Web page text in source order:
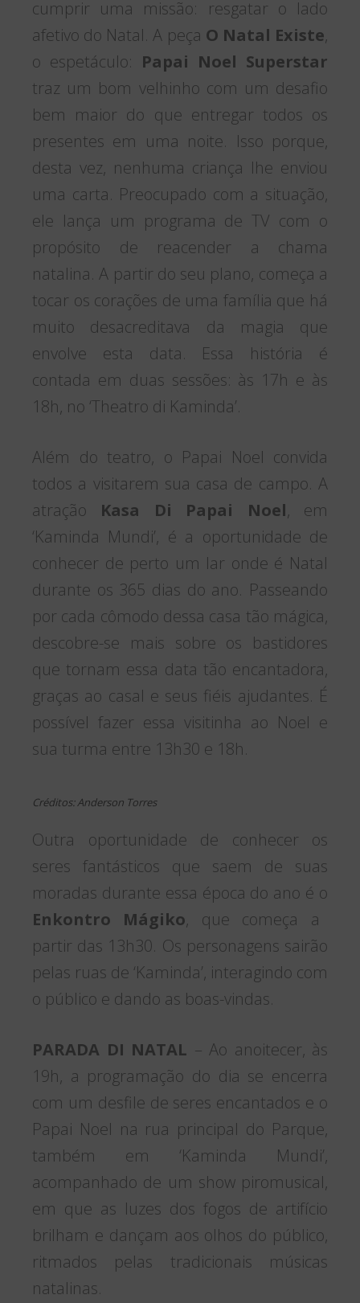
cumprir uma missão: resgatar o lado
afetivo do Natal. A peça O Natal Existe,
o espetáculo: Papai Noel Superstar
traz um bom velhinho com um desafio
bem maior do que entregar todos os
presentes em uma noite. Isso porque,
desta vez, nenhuma criança lhe enviou
uma carta. Preocupado com a situação,
ele lança um programa de TV com o
propósito de reacender a chama
natalina. A partir do seu plano, começa a
tocar os corações de uma família que há
muito desacreditava da magia que
envolve esta data. Essa história é
contada em duas sessões: às 17h e às
18h, no ‘Theatro di Kaminda’.
Além do teatro, o Papai Noel convida
todos a visitarem sua casa de campo. A
atração Kasa Di Papai Noel, em
‘Kaminda Mundi’, é a oportunidade de
conhecer de perto um lar onde é Natal
durante os 365 dias do ano. Passeando
por cada cômodo dessa casa tão mágica,
descobre-se mais sobre os bastidores
que tornam essa data tão encantadora,
graças ao casal e seus fiéis ajudantes. É
possível fazer essa visitinha ao Noel e
sua turma entre 13h30 e 18h.
Créditos: Anderson Torres
Outra oportunidade de conhecer os
seres fantásticos que saem de suas
moradas durante essa época do ano é o
Enkontro Mágiko, que começa a
partir das 13h30. Os personagens sairão
pelas ruas de ‘Kaminda’, interagindo com
o público e dando as boas-vindas.
PARADA DI NATAL – Ao anoitecer, às
19h, a programação do dia se encerra
com um desfile de seres encantados e o
Papai Noel na rua principal do Parque,
também em ‘Kaminda Mundi’,
acompanhado de um show piromusical,
em que as luzes dos fogos de artifício
brilham e dançam aos olhos do público,
ritmados pelas tradicionais músicas
natalinas.